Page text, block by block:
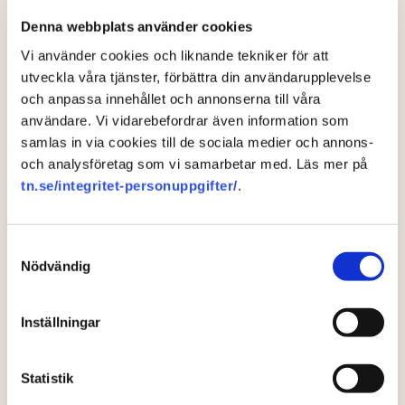
Denna webbplats använder cookies
Vi använder cookies och liknande tekniker för att
utveckla våra tjänster, förbättra din användarupplevelse
och anpassa innehållet och annonserna till våra
användare. Vi vidarebefordrar även information som
samlas in via cookies till de sociala medier och annons-
och analysföretag som vi samarbetar med. Läs mer på
tn.se/integritet-personuppgifter/.
Nödvändig
Inställningar
Statistik
avvisa dem: ”Upptrappning
på helt ny nivå”
Näringsliv
AI-sammanfattning
Torvtäkten i Grimsås har stoppats av aktivister
sedan 28 juli.
aktionerna.
Polisinspektör Anna-Lena Mann förklarar polisens
agerande på plats.
brottsmisstankar kopplade.
för att dokumentera bevis.
Polisen, som befinner sig på plats, kritiseras för att inte